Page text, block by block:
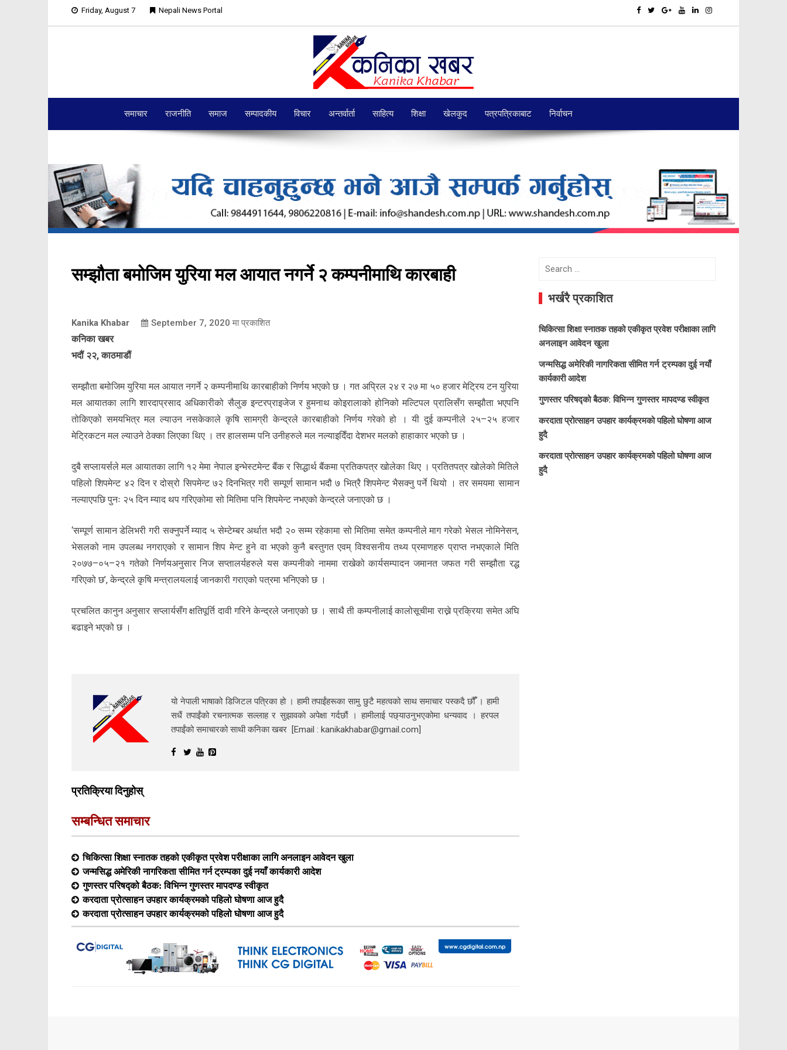
Friday, August 7 Nepali News Portal
समाचार राजनीति समाज सम्पादकीय विचार अन्तर्वार्ता साहित्य शिक्षा खेलकुद पत्रपत्रिकाबाट निर्वाचन
सम्झौता बमोजिम युरिया मल आयात नगर्ने २ कम्पनीमाथि कारबाही
Kanika Khabar September 7, 2020 मा प्रकाशित
कनिका खबर
भदौं २२, काठमाडौं
सम्झौता बमोजिम युरिया मल आयात नगर्ने २ कम्पनीमाथि कारबाहीको निर्णय भएको छ । गत अप्रिल २४ र २७ मा ५० हजार मेट्रिय टन युरिया
मल आयातका लागि शारदाप्रसाद अधिकारीको सैलुङ इन्टरप्राइजेज र हुमनाथ कोइरालाको होनिको मल्टिपल प्रालिसँग सम्झौता भएपनि
तोकिएको समयभित्र मल ल्याउन नसकेकाले कृषि सामग्री केन्द्रले कारबाहीको निर्णय गरेको हो । यी दुई कम्पनीले २५–२५ हजार
मेट्रिकटन मल ल्याउने ठेक्का लिएका थिए । तर हालसम्म पनि उनीहरुले मल नल्याइदिँदा देशभर मलको हाहाकार भएको छ ।
दुबै सप्लायर्सले मल आयातका लागि १२ मेमा नेपाल इन्भेस्टमेन्ट बैंक र सिद्धार्थ बैंकमा प्रतिकपत्र खोलेका थिए । प्रतितपत्र खोलेको मितिले
पहिलो शिपमेन्ट ४२ दिन र दोस्रो सिपमेन्ट ७२ दिनभित्र गरी सम्पूर्ण सामान भदौ ७ भित्रै शिपमेन्ट भैसक्नु पर्ने थियो । तर समयमा सामान
नल्याएपछि पुनः २५ दिन म्याद थप गरिएकोमा सो मितिमा पनि शिपमेन्ट नभएको केन्द्रले जनाएको छ ।
‘सम्पूर्ण सामान डेलिभरी गरी सक्नुपर्ने म्याद ५ सेम्टेम्बर अर्थात भदौ २० सम्म रहेकामा सो मितिमा समेत कम्पनीले माग गरेको भेसल नोमिनेसन,
भेसलको नाम उपलब्ध नगराएको र सामान शिप मेन्ट हुने वा भएको कुनै बस्तुगत एवम् विश्वसनीय तथ्य प्रमाणहरु प्राप्त नभएकाले मिति
२०७७–०५–२१ गतेको निर्णयअनुसार निज सप्तालर्यहरुले यस कम्पनीको नाममा राखेको कार्यसम्पादन जमानत जफत गरी सम्झौता रद्ध
गरिएको छ’, केन्द्रले कृषि मन्त्रालयलाई जानकारी गराएको पत्रमा भनिएको छ ।
प्रचलित कानुन अनुसार सप्लार्यसँग क्षतिपूर्ति दावी गरिने केन्द्रले जनाएको छ । साथै ती कम्पनीलाई कालोसूचीमा राख्ने प्रक्रिया समेत अघि
बढाइने भएको छ ।
यो नेपाली भाषाको डिजिटल पत्रिका हो । हामी तपाईंहरूका सामु छुटै महत्वको साथ समाचार पस्कदै छौँँ । हामी
सधैं तपाईंको रचनात्मक सल्लाह र सुझावको अपेक्षा गर्दछौं । हामीलाई पछ्याउनुभएकोमा धन्यवाद । हरपल
तपाईंको समाचारको साथी कनिका खबर [Email : kanikakhabar@gmail.com]
प्रतिक्रिया दिनुहोस्
सम्बन्धित समाचार
चिकित्सा शिक्षा स्नातक तहको एकीकृत प्रवेश परीक्षाका लागि अनलाइन आवेदन खुला
जन्मसिद्ध अमेरिकी नागरिकता सीमित गर्न ट्रम्पका दुई नयाँ कार्यकारी आदेश
गुणस्तर परिषद्को बैठक: विभिन्न गुणस्तर मापदण्ड स्वीकृत
करदाता प्रोत्साहन उपहार कार्यक्रमको पहिलो घोषणा आज हुदै
करदाता प्रोत्साहन उपहार कार्यक्रमको पहिलो घोषणा आज हुदै
Search
भर्खरै प्रकाशित
चिकित्सा शिक्षा स्नातक तहको एकीकृत प्रवेश परीक्षाका लागि
अनलाइन आवेदन खुला
जन्मसिद्ध अमेरिकी नागरिकता सीमित गर्न ट्रम्पका दुई नयाँ
कार्यकारी आदेश
गुणस्तर परिषद्को बैठक: विभिन्न गुणस्तर मापदण्ड स्वीकृत
करदाता प्रोत्साहन उपहार कार्यक्रमको पहिलो घोषणा आज
हुदै
करदाता प्रोत्साहन उपहार कार्यक्रमको पहिलो घोषणा आज
हुदै